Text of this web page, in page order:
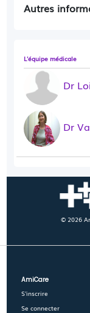
Autres
L'équipe médicale
Dr
Dr
© 2026
AmiCare
S'inscrire
Se connecter